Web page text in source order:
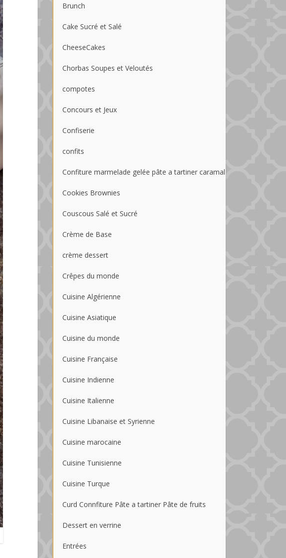
Brunch
Cake Sucré et Salé
CheeseCakes
Chorbas Soupes et Veloutés
compotes
Concours et Jeux
Confiserie
confits
Confiture marmelade gelée pâte a tartiner caramal
Cookies Brownies
Couscous Salé et Sucré
Crème de Base
crème dessert
Crêpes du monde
Cuisine Algérienne
Cuisine Asiatique
Cuisine du monde
Cuisine Française
Cuisine Indienne
Cuisine Italienne
Cuisine Libanaise et Syrienne
Cuisine marocaine
Cuisine Tunisienne
Cuisine Turque
Curd Connfiture Pâte a tartiner Pâte de fruits
Dessert en verrine
Entrées